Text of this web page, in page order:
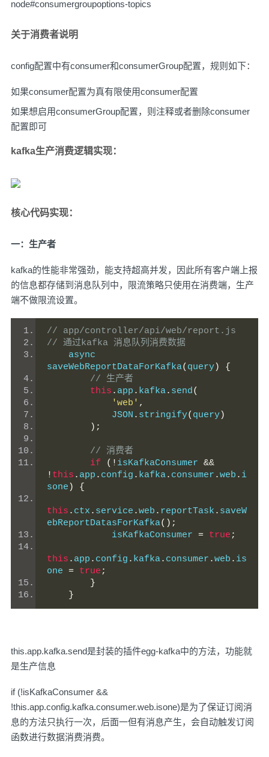
node#consumergroupoptions-topics
关于消费者说明
config配置中有consumer和consumerGroup配置，规则如下：
如果consumer配置为真有限使用consumer配置
如果想启用consumerGroup配置，则注释或者删除consumer
配置即可
kafka生产消费逻辑实现：
核心代码实现：
一：生产者
kafka的性能非常强劲，能支持超高并发，因此所有客户端上报
的信息都存储到消息队列中，限流策略只使用在消费端，生产
端不做限流设置。
// app/controller/api/web/report.js
// 通过kafka 消息队列消费数据
saveWebReportDataForKafka( query)
{
// 生产者
this . app . kafka. send(
'web' ,
            JSON
. stringify( query)
);
// 消费者
if
(! isKafkaConsumer &&
! this . app . config . kafka. consumer .web . i
sone ) {
this . ctx . service .web . reportTask . saveW
ebReportDatasForKafka();
            isKafkaConsumer
= true ;
this . app . config . kafka. consumer .web . is
one = true ;
}
}
this.app.kafka.send是封装的插件egg-kafka中的方法，功能就
是生产信息
if (!isKafkaConsumer &&
!this.app.config.kafka.consumer.web.isone)是为了保证订阅消
息的方法只执行一次，后面一但有消息产生，会自动触发订阅
函数进行数据消费消费。